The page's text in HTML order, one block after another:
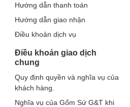
Hướng dẫn thanh toán
Hướng dẫn giao nhận
Điều khoản dịch vụ
Điều khoản giao dịch
chung
Quy định quyền và nghĩa vụ của
khách hàng.
Nghĩa vụ của Gốm Sứ G&T khi